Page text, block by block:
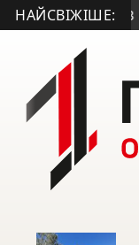
НАЙСВІЖІШЕ:
тис грн • З